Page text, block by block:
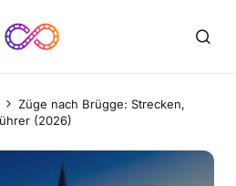
Züge nach Brügge: Strecken,
(2026)